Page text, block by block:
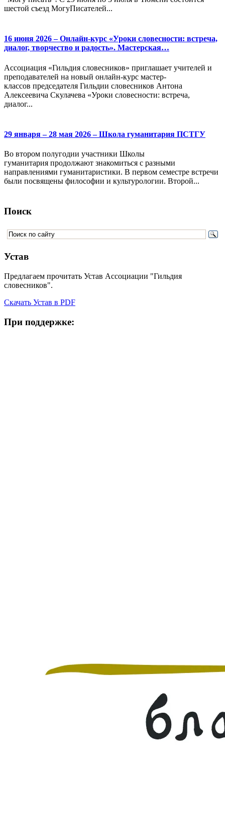
шестой съезд МогуПисателей...
16 июня 2026 – Онлайн-курс «Уроки словесности: встреча,
диалог, творчество и радость». Мастерская…
Ассоциация «Гильдия словесников» приглашает учителей и
преподавателей на новый онлайн-курс мастер-
классов председателя Гильдии словесников Антона
Алексеевича Скулачева «Уроки словесности: встреча,
диалог...
29 января – 28 мая 2026 – Школа гуманитария ПСТГУ
Во втором полугодии участники Школы
гуманитария продолжают знакомиться с разными
направлениями гуманитаристики. В первом семестре встречи
были посвящены философии и культурологии. Второй...
Поиск
Устав
Предлагаем прочитать Устав Ассоциации "Гильдия
словесников".
Скачать Устав в PDF
При поддержке: